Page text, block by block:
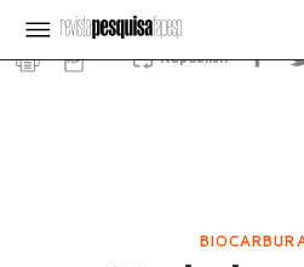
Republish